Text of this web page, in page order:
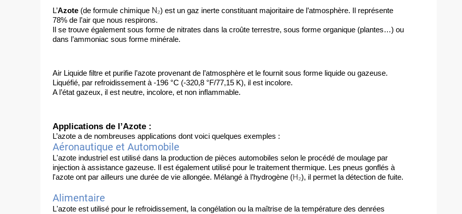
L’Azote (de formule chimique N₂) est un gaz inerte constituant majoritaire de l’atmosphère. Il représente
78% de l’air que nous respirons.
Il se trouve également sous forme de nitrates dans la croûte terrestre, sous forme organique (plantes…) ou
dans l’ammoniac sous forme minérale.
Air Liquide filtre et purifie l’azote provenant de l’atmosphère et le fournit sous forme liquide ou gazeuse.
Liquéfié, par refroidissement à -196 °C (-320,8 °F/77,15 K), il est incolore.
A l’état gazeux, il est neutre, incolore, et non inflammable.
Applications de l’Azote :
L’azote a de nombreuses applications dont voici quelques exemples :
Aéronautique et Automobile
L'azote industriel est utilisé dans la production de pièces automobiles selon le procédé de moulage par
injection à assistance gazeuse. Il est également utilisé pour le traitement thermique. Les pneus gonflés à
l'azote ont par ailleurs une durée de vie allongée. Mélangé à l’hydrogène (H₂), il permet la détection de fuite.
Alimentaire
L'azote est utilisé pour le refroidissement, la congélation ou la maîtrise de la température des denrées